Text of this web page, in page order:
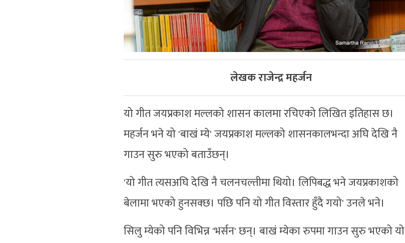
लेखक राजेन्द्र महर्जन
यो गीत जयप्रकाश मल्लको शासन कालमा रचिएको लिखित इतिहास छ।
महर्जन भने यो 'बाखं म्ये' जयप्रकाश मल्लको शासनकालभन्दा अघि देखि नै
गाउन सुरु भएको बताउँछन्।
'यो गीत त्यसअघि देखि नै चलनचल्तीमा थियो। लिपिबद्ध भने जयप्रकाशको
बेलामा भएको हुनसक्छ। पछि पनि यो गीत विस्तार हुँदै गयो' उनले भने।
सिलु म्येको पनि विभिन्न 'भर्सन' छन्। बाखं म्येका रुपमा गाउन सुरु भएको यो